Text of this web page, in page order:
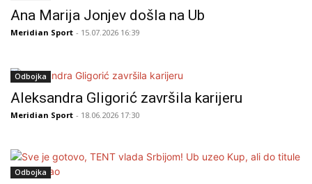
Ana Marija Jonjev došla na Ub
Meridian Sport - 15.07.2026 16:39
Odbojka
Aleksandra Gligorić završila karijeru
Meridian Sport - 18.06.2026 17:30
Odbojka